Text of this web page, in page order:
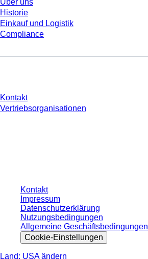
Historie
Einkauf und Logistik
Compliance
Kontakt
Vertriebsorganisationen
Kontakt
Impressum
Datenschutzerklärung
Nutzungsbedingungen
Allgemeine Geschäftsbedingungen
Cookie-Einstellungen
Land: USA ändern